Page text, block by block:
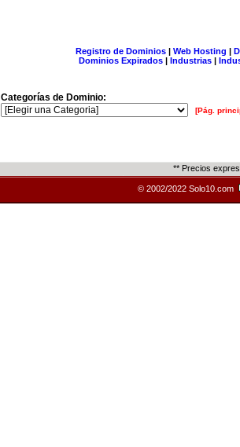
Registro de Dominios| Web Hosting |
Dominios Expirados | Industrias |
Categorías de Dominio:
[Pág.
** Precios
© 2002/2022 Solo10.com